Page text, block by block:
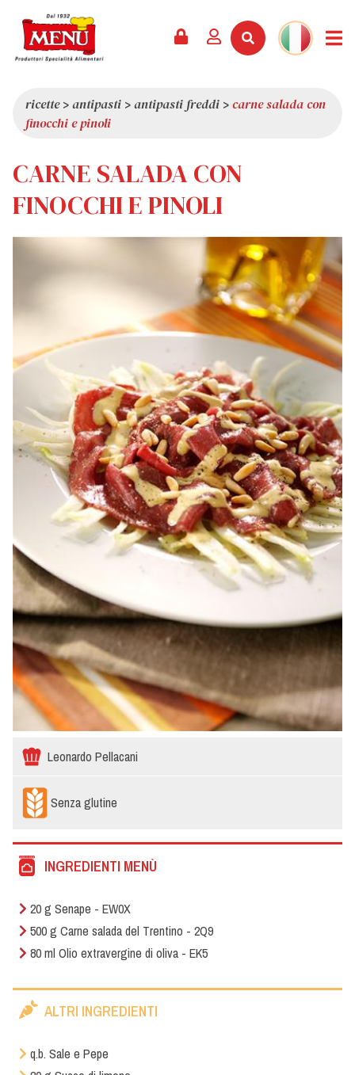
CATALOGO
SERVIZI
ULTIME NOVITÀ
PREMI
RASSEGNA STAMPA
CHI SIAMO
QUALITÀ
VALORI
CURIOSITÀ
SHOWROOM
LAVORA CON NOI
ricette>antipasti >antipasti freddi >carne salada con
finocchi e pinoli
CARNE SALADA CON
FINOCCHI E PINOLI
Leonardo Pellacani
Senza glutine
INGREDIENTI MENÙ
20 g Senape - EW0X
500 g Carne salada del Trentino - 2Q9
80 ml Olio extravergine di oliva - EK5
ALTRI INGREDIENTI
q.b. Sale e Pepe